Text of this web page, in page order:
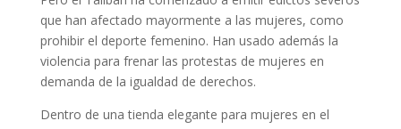
que han afectado mayormente a las mujeres, como
prohibir el deporte femenino. Han usado además la
violencia para frenar las protestas de mujeres en
demanda de la igualdad de derechos.
Dentro de una tienda elegante para mujeres en el